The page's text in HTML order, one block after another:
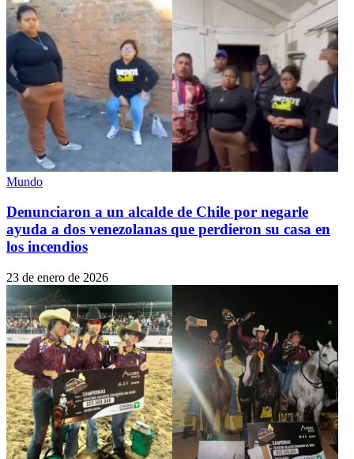
Mundo
Denunciaron a un alcalde de Chile por negarle
ayuda a dos venezolanas que perdieron su casa en
los incendios
23 de enero de 2026